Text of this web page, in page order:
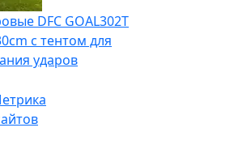
DFC GOAL302T
с тентом для
ударов